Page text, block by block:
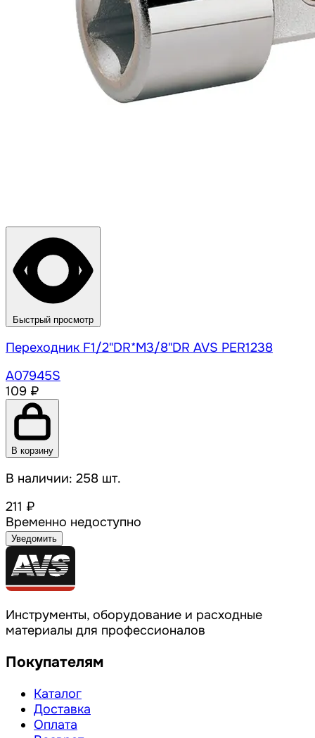
Быстрый просмотр
Переходник F1/2"DR*М3/8"DR AVS PER1238
A07945S
109 ₽
В корзину
В наличии: 258 шт.
211 ₽
Временно недоступно
Уведомить
Инструменты, оборудование и расходные
материалы для профессионалов
Покупателям
Каталог
Доставка
Оплата